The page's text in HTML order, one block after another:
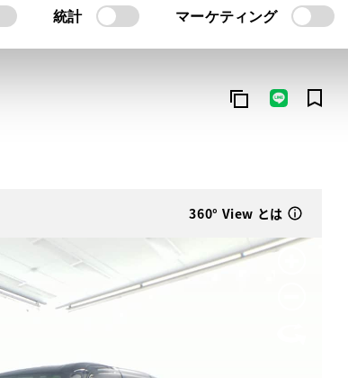
統計 マーケティング
360° View とは